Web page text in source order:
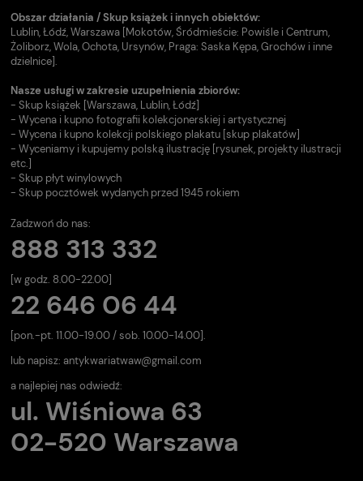
Obszar działania / Skup książek i innych obiektów:
Lublin, Łódź, Warszawa [Mokotów, Śródmieście: Powiśle i Centrum,
Żoliborz, Wola, Ochota, Ursynów, Praga: Saska Kępa, Grochów i inne
dzielnice].
Nasze usługi w zakresie uzupełnienia zbiorów:
- Skup książek [Warszawa, Lublin, Łódź]
- Wycena i kupno fotografii kolekcjonerskiej i artystycznej
- Wycena i kupno kolekcji polskiego plakatu [skup plakatów]
- Wyceniamy i kupujemy polską ilustrację [rysunek, projekty ilustracji
etc.]
- Skup płyt winylowych
- Skup pocztówek wydanych przed 1945 rokiem
Zadzwoń do nas:
888 313 332
[w godz. 8.00-22.00]
22 646 06 44
[pon.-pt. 11.00-19.00 / sob. 10.00-14.00].
lub napisz: antykwariatwaw@gmail.com
a najlepiej nas odwiedź:
ul. Wiśniowa 63
02-520 Warszawa